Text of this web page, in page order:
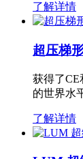
了解详情
超压梯
获得了
的世界水
了解详情